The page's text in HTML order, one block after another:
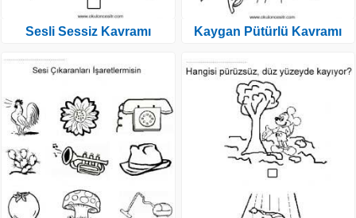
Sesli Sessiz Kavramı Kaygan Pütürlü Kavramı